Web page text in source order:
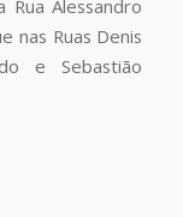
Alessandro
nas Ruas Denis
e Sebastião